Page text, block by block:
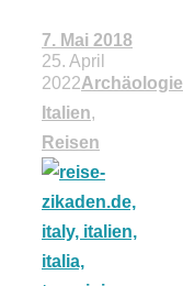
7. Mai 2018
25. April
2022Archäologie
Italien,
Reisen